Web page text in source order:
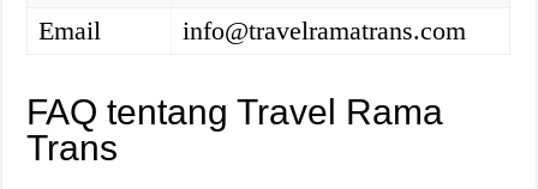
Email
info@travelramatrans.com
FAQ tentang Travel Rama
Trans